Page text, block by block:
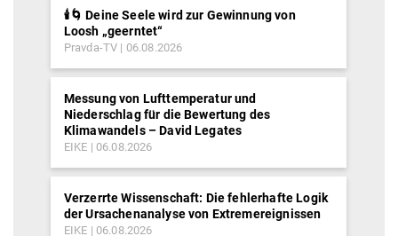
🕯️🌀 Deine Seele wird zur Gewinnung von
Loosh „geerntet“
Pravda-TV 06.08.2026
Messung von Lufttemperatur und
Niederschlag für die Bewertung des
Klimawandels – David Legates
EIKE 06.08.2026
Verzerrte Wissenschaft: Die fehlerhafte Logik
der Ursachenanalyse von Extremereignissen
EIKE 06.08.2026